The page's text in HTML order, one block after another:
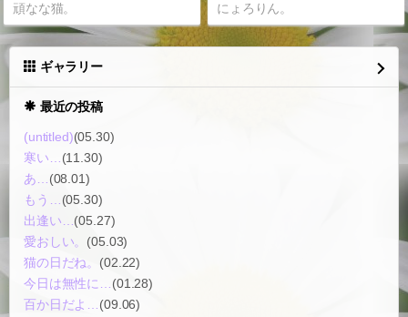
頑なな猫。 にょろりん。
ギャラリー
最近の投稿
(untitled)(05.30)
寒い…(11.30)
あ…(08.01)
もう…(05.30)
出逢い…(05.27)
愛おしい。 (05.03)
猫の日だね。 (02.22)
今日は無性に…(01.28)
百か日だよ…(09.06)